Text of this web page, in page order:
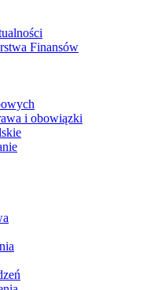
Finansów
i obowiązki